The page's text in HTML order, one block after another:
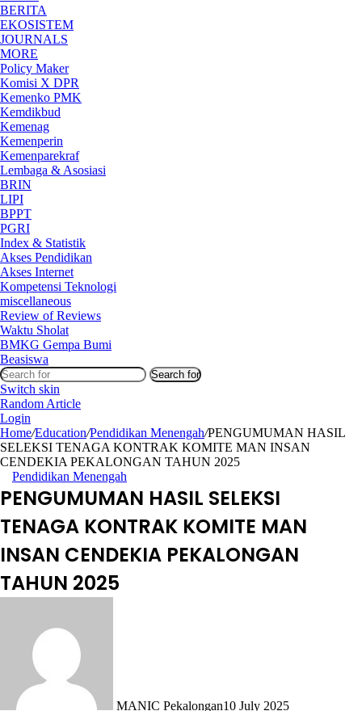
BERITA
EKOSISTEM
JOURNALS
MORE
Policy Maker
Komisi X DPR
Kemenko PMK
Kemdikbud
Kemenag
Kemenperin
Kemenparekraf
Lembaga & Asosiasi
BRIN
LIPI
BPPT
PGRI
Index & Statistik
Akses Pendidikan
Akses Internet
Kompetensi Teknologi
miscellaneous
Review of Reviews
Waktu Sholat
BMKG Gempa Bumi
Beasiswa
Search for
Switch skin
Random Article
Login
Home/Education/Pendidikan Menengah/PENGUMUMAN HASIL
SELEKSI TENAGA KONTRAK KOMITE MAN INSAN
CENDEKIA PEKALONGAN TAHUN 2025
Pendidikan Menengah
PENGUMUMAN HASIL SELEKSI
TENAGA KONTRAK KOMITE MAN
INSAN CENDEKIA PEKALONGAN
TAHUN 2025
MANIC Pekalongan10 July 2025